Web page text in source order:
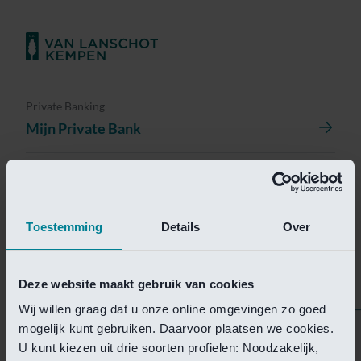
Toestemming Details Over
Deze website maakt gebruik van cookies
Wij willen graag dat u onze online omgevingen zo goed
mogelijk kunt gebruiken. Daarvoor plaatsen we cookies.
U kunt kiezen uit drie soorten profielen: Noodzakelijk,
Private Banking
Mijn Private Bank
Helaas is deze pagina